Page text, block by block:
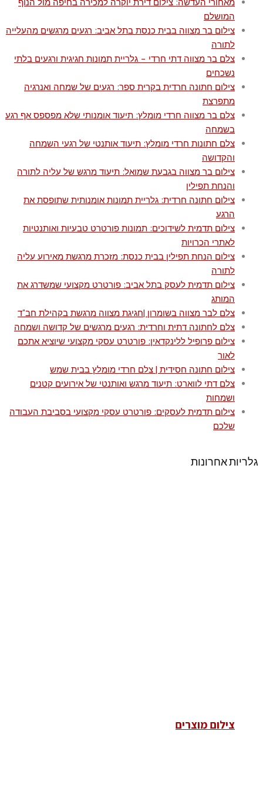
מאחורי העדשה: צילום דירת יוקרה למכירה בחיפה מול הנוף
המושלם
צילום בר מצווה בבית כנסת בתל אביב: רגעים מרגשים מהעלייה
לתורה
צלם בר מצווה דתי חרדי – גלריית תמונות חגיגית ורגעים בלתי
נשכחים
צילום חתונה חרדית בקרית ספר: רגעים של שמחה ואנרגיה
מתפרצת
צלם בר מצווה חרדי מומלץ: תיעוד אומנותי שלא מפספס אף רגע
בשמחה
צלם חתונות חרדי מומלץ: תיעוד אותנטי של רגעי השמחה
והקדושה
צילום בר מצווה בגבעת שמואל: תיעוד מרגש של עליה לתורה
והנחת תפילין
צילום חתונה חרדית: גלריית תמונות אומנותית שתופסת את
הרגע
צילום תדמית לשידוכים: תמונות פורטרט טבעיות ואותנטיות
לאתרי הכרויות
צילום הנחת תפילין בבית כנסת: מזכרת מרגשת מאירוע עליה
לתורה
צילום תדמית לעסק בתל אביב: פורטרט מקצועי שמשדרג את
המותג
צלם לבר מצווה בשומרון |חגיגת מצווה מרגשת בקהילת חב"ד
צלם לחתונה דתית וחרדית: רגעים מרגשים של קדושה ושמחה
צילום פרופיל ללינקדאין: פורטרט עסקי מקצועי שיוציא אתכם
לאור
צילום חתונה חסידית | צלם חרדי מומלץ בבית שמש
צלם דתי לווארט: תיעוד מרגש ואותנטי של אירועים קטנים
ושמחות
צילום תדמית לעסקים: פורטרט עסקי מקצועי בסביבת העבודה
שלכם
גלריות אחרונות
צילום מוצרים